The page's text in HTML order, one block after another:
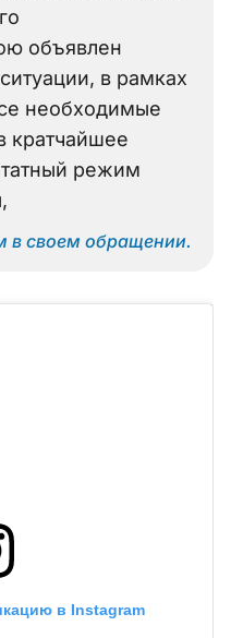
объявлен
в рамках
необходимые
кратчайшее
режим
в своем обращении.
в Instagram